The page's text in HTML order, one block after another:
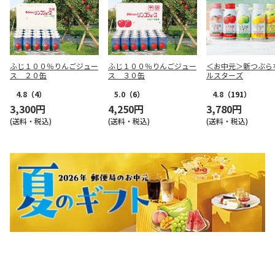
ふじ１００％りんごジュー
ス ２０缶
4.8 （4）
3,300円
(送料・税込)
ふじ１００％りんごジュー
ス ３０缶
5.0 （6）
4,250円
(送料・税込)
＜お中元＞新つぶら
ルスターズ
4.8 （191）
3,780円
(送料・税込)